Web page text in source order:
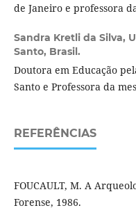
de Janeiro e professora
Sandra Kretli da Silva,
Santo, Brasil.
Doutora em Educação
Santo e Professora da
REFERÊNCIAS
FOUCAULT, M. A
Forense, 1986.